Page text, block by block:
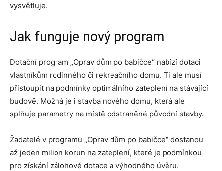
vysvětluje.
Jak funguje nový program
Dotační program „Oprav dům po babičce“ nabízí dotaci
vlastníkům rodinného či rekreačního domu. Ti ale musí
přistoupit na podmínky optimálního zateplení na stávající
budově. Možná je i stavba nového domu, která ale
splňuje parametry na místě odstraněné původní stavby.
Žadatelé v programu „Oprav dům po babičce“ dostanou
až jeden milion korun na zateplení, které je podmínkou
pro získání zálohové dotace a výhodného úvěru.